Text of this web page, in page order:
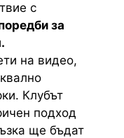
с
за
на видео,
Клубът
подход
ще бъдат